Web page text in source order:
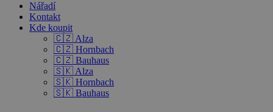
Nářadí
Kontakt
Kde koupit
🇨🇿 Alza
🇨🇿 Hornbach
🇨🇿 Bauhaus
🇸🇰 Alza
🇸🇰 Hornbach
🇸🇰 Bauhaus